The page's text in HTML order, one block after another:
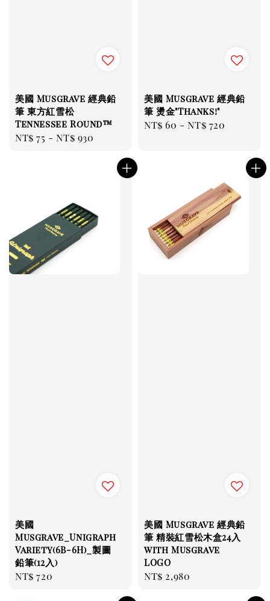
美國 Musgrave 經典鉛
筆 東方紅雪松
Tennessee Round™
Regular
NT$ 75 -NT$ 930
美國 Musgrave 經典鉛
筆 燙金"Thanks!"
Regular
NT$ 60 -NT$ 720
美國
Musgrave_Unigraph
Variety(6B-6H)_製圖
鉛筆(12入)
Regular
NT$ 720
美國 Musgrave 經典鉛
筆 精裝紅雪松木盒24入
with Musgrave
LOGO
Regular
NT$ 2,980